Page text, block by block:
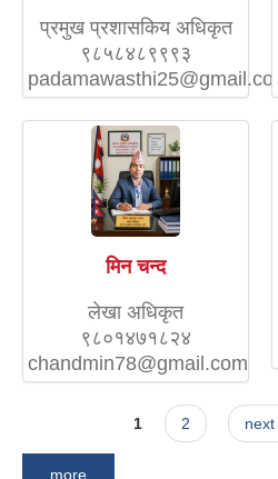
प्रमुख प्रशासकिय अधिकृत
९८५८४८९९९३
मिन चन्द
लेखा अधिकृत
९८०१४७१८२४
chandmin78@gmail.com
1 2 next
more